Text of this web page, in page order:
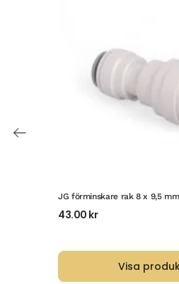
JG förminskare rak 8 x 9,5
43.00 kr
Visa